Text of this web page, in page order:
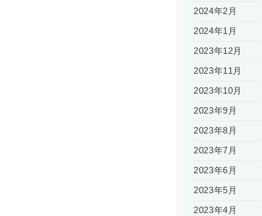
2024年2月
2024年1月
2023年12月
2023年11月
2023年10月
2023年9月
2023年8月
2023年7月
2023年6月
2023年5月
2023年4月